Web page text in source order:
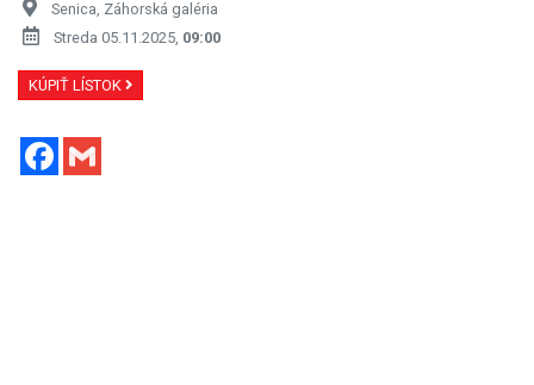
Senica, Záhorská galéria
Streda 05.11.2025, 09:00
KÚPIŤ LÍSTOK
Facebook